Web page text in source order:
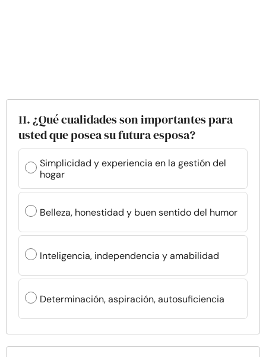
11. ¿Qué cualidades son importantes para
usted que posea su futura esposa?
Simplicidad y experiencia en la gestión del
hogar
Belleza, honestidad y buen sentido del humor
Inteligencia, independencia y amabilidad
Determinación, aspiración, autosuficiencia